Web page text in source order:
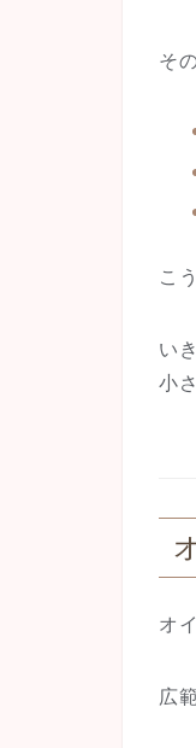
そ
こ
い
小
オ
広